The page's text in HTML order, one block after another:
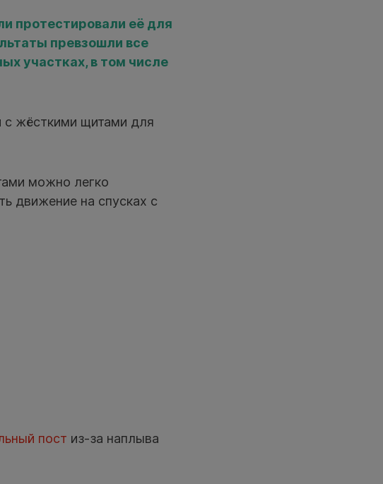
протестировали её для
превзошли все
участках, в том числе
с жёсткими щитами для
можно легко
движение на спусках с
пост из-за наплыва